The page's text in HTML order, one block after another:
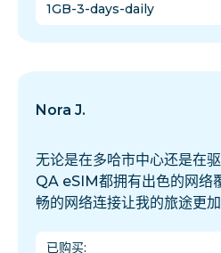
1GB-3-days-daily
Nora J.
无论是在多哈市中心还是在
QA eSIM都拥有出色的网络
畅的网络连接让我的旅途更加
已购买: